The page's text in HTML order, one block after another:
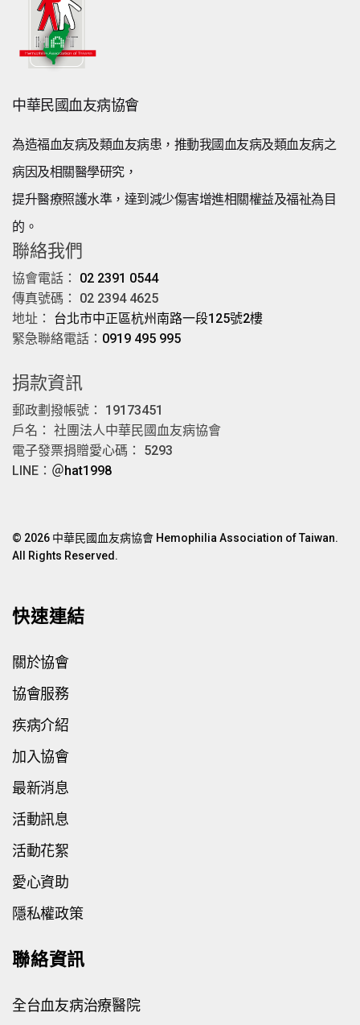
中華民國血友病協會
為造福血友病及類血友病患，推動我國血友病及類血友病之
病因及相關醫學研究，
提升醫療照護水準，達到減少傷害增進相關權益及福祉為目
的。
聯絡我們
協會電話： 02 2391 0544
傳真號碼： 02 2394 4625
地址： 台北市中正區杭州南路一段125號2樓
緊急聯絡電話： 0919 495 995
捐款資訊
郵政劃撥帳號： 19173451
戶名： 社團法人中華民國血友病協會
電子發票捐贈愛心碼： 5293
LINE： ＠hat1998
© 2026 中華民國血友病協會 Hemophilia Association of Taiwan.
All Rights Reserved.
快速連結
關於協會
協會服務
疾病介紹
加入協會
最新消息
活動訊息
活動花絮
愛心資助
隱私權政策
聯絡資訊
全台血友病治療醫院